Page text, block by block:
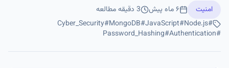
امنیت ۶ ماه پیش 3 دقیقه مطالعه
#
Node.js
#
JavaScript
#
MongoDB
#
Cyber_Security
#
Authentication
#
Password_Hashing